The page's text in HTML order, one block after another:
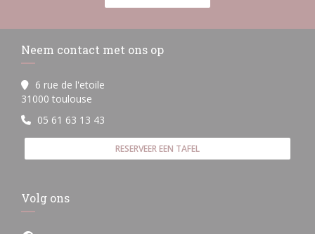
Neem contact met ons op
6 rue de l'etoile
31000 toulouse
05 61 63 13 43
RESERVEER EEN TAFEL
Volg ons